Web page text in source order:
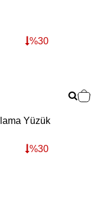
%30
Yüzük
%30